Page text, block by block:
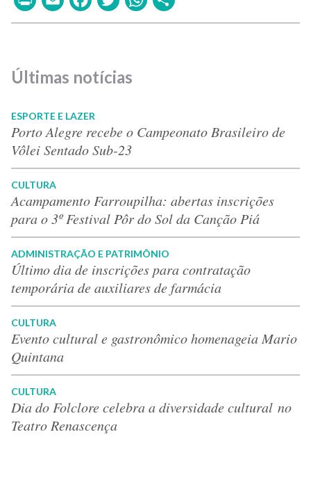
Últimas notícias
ESPORTE E LAZER
Porto Alegre recebe o Campeonato Brasileiro de
Vôlei Sentado Sub-23
CULTURA
Acampamento Farroupilha: abertas inscrições
para o 3º Festival Pôr do Sol da Canção Piá
ADMINISTRAÇÃO E PATRIMÔNIO
Último dia de inscrições para contratação
temporária de auxiliares de farmácia
CULTURA
Evento cultural e gastronômico homenageia Mario
Quintana
CULTURA
Dia do Folclore celebra a diversidade cultural no
Teatro Renascença